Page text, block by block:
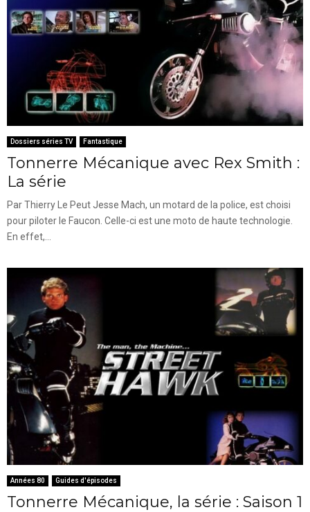
Dossiers séries TV Fantastique
Tonnerre Mécanique avec Rex Smith :
La série
Par Thierry Le Peut Jesse Mach, un motard de la police, est choisi
pour piloter le Faucon. Celle-ci est une moto de haute technologie.
En effet,...
Années 80 Guides d'épisodes
Tonnerre Mécanique, la série : Saison 1